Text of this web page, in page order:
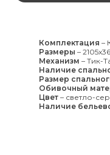
Комплектация –
Размеры –
Механизм – Тик-
Наличие
Размер
Обивочный
Цвет – светло-
Наличие